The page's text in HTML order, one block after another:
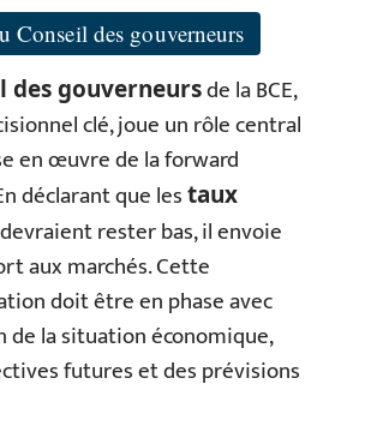
Conseil des gouverneurs
des gouverneursde la BCE,
clé, joue un rôle central
en œuvre de la forward
déclarant que lestaux
devraient rester bas, il envoie
aux marchés. Cette
doit être en phase avec
de la situation économique,
futures et des prévisions